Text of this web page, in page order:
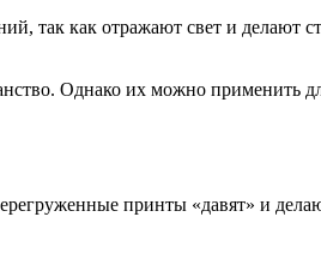
так как отражают свет и делают
Однако их можно применить
принты «давят» и